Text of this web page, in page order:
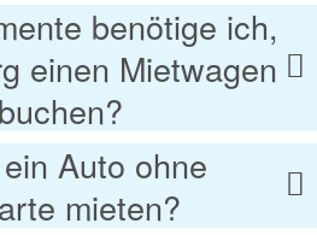
benötige ich,
einen Mietwagen
Auto ohne
mieten?